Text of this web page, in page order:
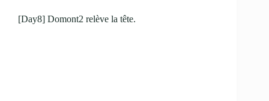
[Day8] Domont2 relève la tête.